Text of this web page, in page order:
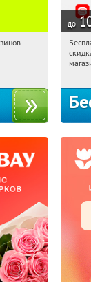
первым!
до